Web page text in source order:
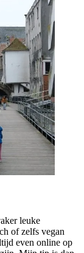
leuke
of zelfs vegan
even online op